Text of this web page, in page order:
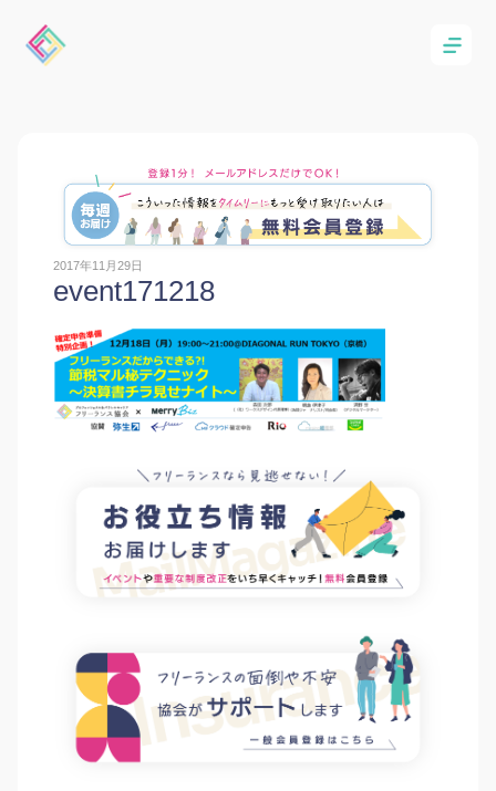
2017年11月29日
event171218